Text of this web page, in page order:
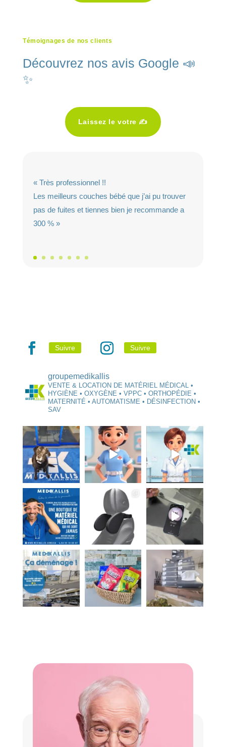
Témoignages de nos clients
Découvrez nos avis Google 📣
✨
Laissez le votre ✍️
« Très professionnel !!
Les meilleurs couches bébé que j’ai pu trouver
pas de fuites et tiennes bien je recommande a
300 % »
Suivre Suivre
groupemedikallis
VENTE & LOCATION DE MATÉRIEL MÉDICAL •
HYGIÈNE • OXYGÈNE • VPPC • ORTHOPÉDIE •
MATERNITÉ • AUTOMATISME • DÉSINFECTION •
SAV